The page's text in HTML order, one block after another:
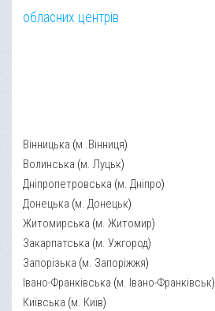
обласних центрів
Вінницька (м .Вінниця)
Волинська (м. Луцьк)
Дніпропетровська (м. Дніпро)
Донецька (м. Донецьк)
Житомирська (м. Житомир)
Закарпатська (м. Ужгород)
Запорізька (м. Запоріжжя)
Івано-Франківська (м. Івано-Франківськ)
Київська (м. Київ)